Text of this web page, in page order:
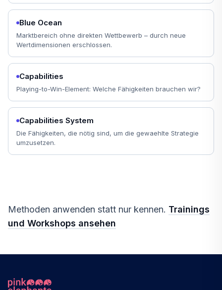
Blue Ocean
Marktbereich ohne direkten Wettbewerb – durch neue
Wertdimensionen erschlossen.
Capabilities
Playing-to-Win-Element: Welche Fähigkeiten brauchen wir?
Capabilities System
Die Fähigkeiten, die nötig sind, um die gewaehlte Strategie
umzusetzen.
Methoden anwenden statt nur kennen. Trainings
und Workshops ansehen